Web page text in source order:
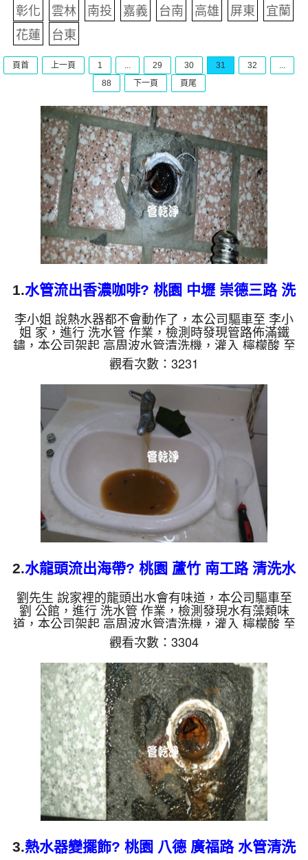
彰化
雲林 南投 嘉義 台南 高雄 屏東
宜蘭
花蓮
台東
頁首 上一頁 1 ... 29 30 31 32
...
88
下一頁 頁尾
1.水管流出香濃咖啡? 桃園 中壢 崇德三路 洗
水管
李小姐 說熱水器都不會動作了，本公司驅車至 李小
姐 家，進行 洗水管 作業，檢測時發現管路佈滿鐵
鏽，本公司架起 高周波水管清洗機，灌入 檸檬酸 至
水管，等了約15分，開啟 水管清洗機 ，啟動 螺旋
波 模式，一洗水管就洗出棕色鏽水，越洗顏色越
濃，看起來跟香濃咖啡一樣，兩個多小時後，水管清
洗乾淨出水量恢復了。 如是自來水，如水管老化，
會產生鐵鏽跟泥沙堆積，洗出來的水就會是咖啡色，
地下水含有氧化錳，管壁上會結成黑色管垢，洗出來
的水會跟石油一樣黑，有些洗出綠色的水，是因為裡
面有銅的物質，生鏽產生銅...
觀看次數：3231
2.水龍頭流出海帶? 桃園 蘆竹 南工路 清洗水
管
劉先生 說家裡的龍頭出水會有味道，本公司驅車至
劉 公館，進行 洗水管 作業，檢測發現水有藻類味
道，本公司架起 高周波水管清洗機，灌入 檸檬酸 至
水管，等了約15分，開啟 水管清洗機 ，啟動 螺旋
波 模式，一洗水管就洗出髒水，顏色越洗越髒，還
流出一片片黑色物體，看起來像是海帶一樣，兩個多
小時後，出水變乾淨無味道出水量變大了。 如是自
來水，如水管老化，會產生鐵鏽跟泥沙堆積，洗出來
的水就會是咖啡色，地下水含有氧化錳，管壁上會結
成黑色管垢，洗出來的水會跟石油一樣黑，有些洗出
綠色的水，是因為裡面有...
觀看次數：3304
3.熱水器變擺飾? 桃園 八德 廣福路 水管清洗